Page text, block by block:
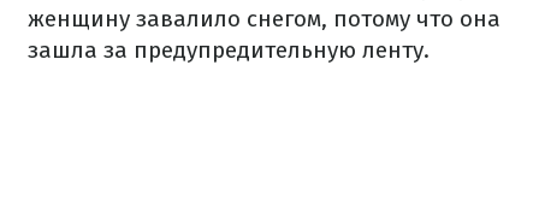
женщину завалило снегом, потому что она
зашла за предупредительную ленту.